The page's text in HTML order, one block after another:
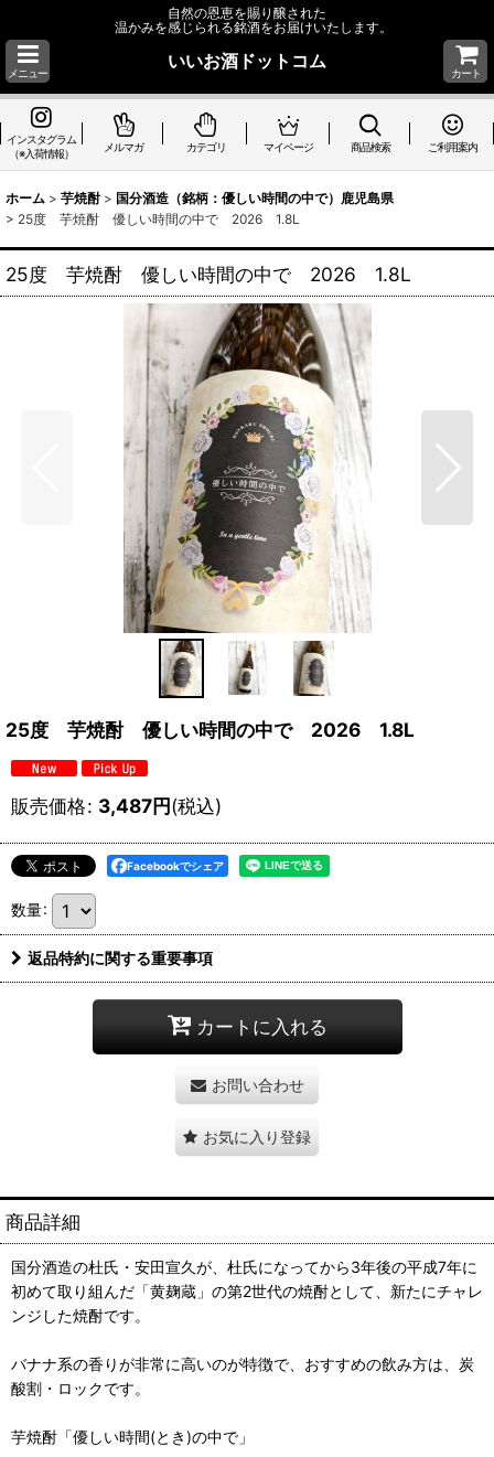
自然の恩恵を賜り醸された
温かみを感じられる銘酒をお届けいたします。
メニュー
いいお酒ドットコム
カート
インスタグラム
（※入荷情報）
メルマガ カテゴリ マイページ 商品検索 ご利用案内
ホーム > 芋焼酎 > 国分酒造（銘柄：優しい時間の中で）鹿児島県
> 25度 芋焼酎 優しい時間の中で 2026 1.8L
25度 芋焼酎 優しい時間の中で 2026 1.8L
25度 芋焼酎 優しい時間の中で 2026 1.8L
販売価格: 3,487円(税込)
Facebookでシェア
数量:
返品特約に関する重要事項
カートに入れる
お問い合わせ
お気に入り登録
商品詳細
国分酒造の杜氏・安田宣久が、杜氏になってから3年後の平成7年に
初めて取り組んだ「黄麹蔵」の第2世代の焼酎として、新たにチャレ
ンジした焼酎です。
バナナ系の香りが非常に高いのが特徴で、おすすめの飲み方は、炭
酸割・ロックです。
芋焼酎「優しい時間(とき)の中で」